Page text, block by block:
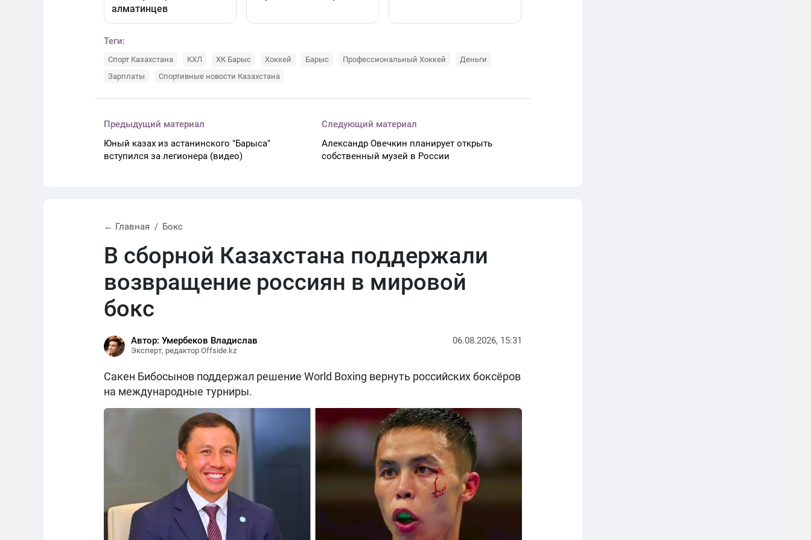
Теги:
Спорт Казахстана КХЛ ХК Барыс Хоккей Барыс Профессиональный Хоккей
Деньги
Зарплаты
Спортивные новости Казахстана
Предыдущий материал
Юный казах из астанинского "Барыса"
вступился за легионера (видео)
Следующий материал
Александр Овечкин планирует открыть
собственный музей в России
← Главная Бокс
В сборной Казахстана поддержали
возвращение россиян в мировой
бокс
Автор: Умербеков Владислав
Эксперт, редактор Offside.kz
06.08.2026, 15:31
Сакен Бибосынов поддержал решение World Boxing вернуть российских боксёров
на международные турниры.